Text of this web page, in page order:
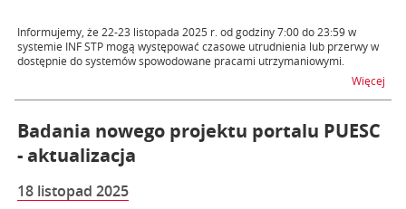
Informujemy, że 22-23 listopada 2025 r. od godziny 7:00 do 23:59 w
systemie INF STP mogą występować czasowe utrudnienia lub przerwy w
dostępnie do systemów spowodowane pracami utrzymaniowymi.
Więcej
Badania nowego projektu portalu PUESC
- aktualizacja
18 listopad 2025